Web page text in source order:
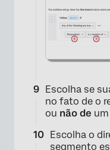
Escolha se
no fato de o
ou não de
Escolha o
segmento